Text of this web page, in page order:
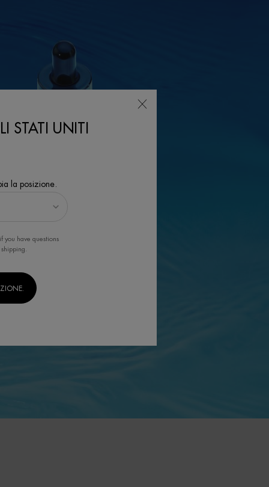
STATI UNITI
la posizione.
if you have questions